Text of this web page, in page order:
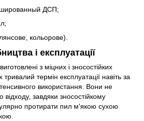
ДСП;
кольорове).
і експлуатації
виготовлені з міцних і зносостійких
тривалий термін експлуатації навіть за
використання. Вони не
завдяки зносостійкому
протирати пил м'якою сухою